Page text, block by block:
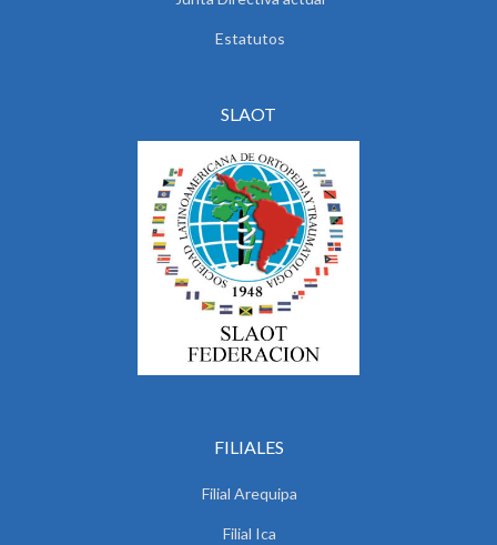
Estatutos
SLAOT
FILIALES
Filial Arequipa
Filial Ica